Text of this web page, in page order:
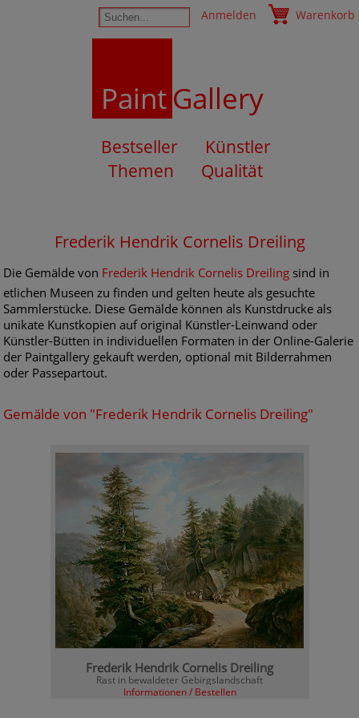
Anmelden Warenkorb
PaintGallery
Bestseller
Künstler
Themen
Qualität
Frederik Hendrik Cornelis Dreiling
Die Gemälde von Frederik Hendrik Cornelis Dreiling sind in
etlichen Museen zu finden und gelten heute als gesuchte
Sammlerstücke. Diese Gemälde können als Kunstdrucke als
unikate Kunstkopien auf original Künstler-Leinwand oder
Künstler-Bütten in individuellen Formaten in der Online-Galerie
der Paintgallery gekauft werden, optional mit Bilderrahmen
oder Passepartout.
Gemälde von "Frederik Hendrik Cornelis Dreiling"
Frederik Hendrik Cornelis Dreiling
Rast in bewaldeter Gebirgslandschaft
Informationen / Bestellen